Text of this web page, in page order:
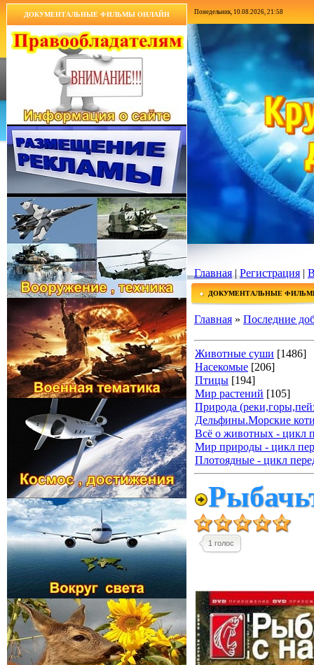
ДОКУМЕНТАЛЬНЫЕ ФИЛЬМЫ ОНЛАЙН Понедельник, 10.08.2026, 21:58
Главная|Регистрация |
ДОКУМЕНТАЛЬНЫЕ
Главная » Последние
Животные суши [1486]
Насекомые [206]
Птицы [194]
Мир растений [105]
Природа
Дельфины.Морские
Всё о животных - цикл
Мир природы - цикл
Плотоядные - цикл
1 голос